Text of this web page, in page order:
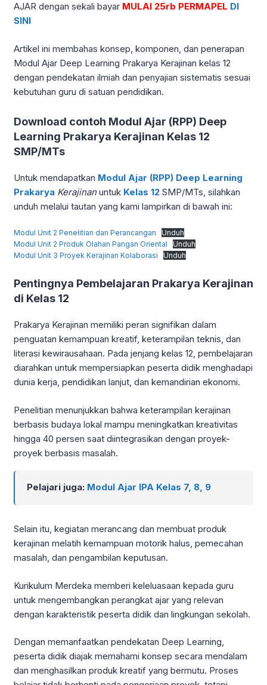
AJAR dengan sekali bayar MULAI 25rb PERMAPEL DI
SINI
Artikel ini membahas konsep, komponen, dan penerapan
Modul Ajar Deep Learning Prakarya Kerajinan kelas 12
dengan pendekatan ilmiah dan penyajian sistematis sesuai
kebutuhan guru di satuan pendidikan.
Download contoh Modul Ajar (RPP) Deep
Learning Prakarya Kerajinan Kelas 12
SMP/MTs
Untuk mendapatkan Modul Ajar (RPP) Deep Learning
Prakarya Kerajinanuntuk Kelas 12 SMP/MTs, silahkan
unduh melalui tautan yang kami lampirkan di bawah ini:
Modul Unit 2 Penelitian dan Perancangan
Unduh
Modul Unit 2 Produk Olahan Pangan Oriental
Unduh
Modul Unit 3 Proyek Kerajinan Kolaborasi
Unduh
Pentingnya Pembelajaran Prakarya Kerajinan
di Kelas 12
Prakarya Kerajinan memiliki peran signifikan dalam
penguatan kemampuan kreatif, keterampilan teknis, dan
literasi kewirausahaan. Pada jenjang kelas 12, pembelajaran
diarahkan untuk mempersiapkan peserta didik menghadapi
dunia kerja, pendidikan lanjut, dan kemandirian ekonomi.
Penelitian menunjukkan bahwa keterampilan kerajinan
berbasis budaya lokal mampu meningkatkan kreativitas
hingga 40 persen saat diintegrasikan dengan proyek-
proyek berbasis masalah.
Pelajari juga: Modul Ajar IPA Kelas 7, 8, 9
Selain itu, kegiatan merancang dan membuat produk
kerajinan melatih kemampuan motorik halus, pemecahan
masalah, dan pengambilan keputusan.
Kurikulum Merdeka memberi keleluasaan kepada guru
untuk mengembangkan perangkat ajar yang relevan
dengan karakteristik peserta didik dan lingkungan sekolah.
Dengan memanfaatkan pendekatan Deep Learning,
peserta didik diajak memahami konsep secara mendalam
dan menghasilkan produk kreatif yang bermutu. Proses